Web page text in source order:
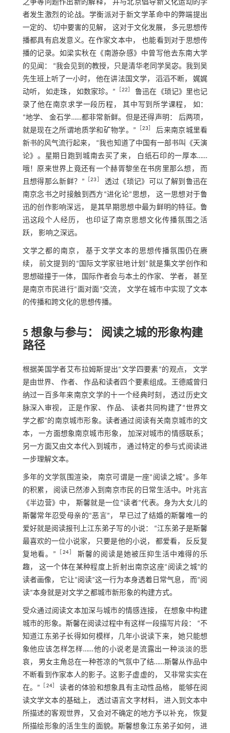
之争等问题作出新的解释， 并与北京倡导新文化运动的学
者发生激烈的论战。学衡派对于新文学革命中的弊端提出
一定的、 切中要害的见解， 这对于文化发展， 多元思想传
播都具有启发意义。在作家文本中， 也能看到对于思想传
播的记录。如梁实秋在《南游杂感》中曾写他去东南大学
的见闻： “我会见到的教授，只是清华老同学吴宓。我到吴
先生班上听了一小时， 他在讲法国文学， 滔滔不断， 娓娓
动听， 如走珠， 如数家珍。”
22
鲁迅在《琐记》里也记
录了他在南京求学一段历程， 其中写到所学课程， 如：
“地学、 金石学……都非常新鲜。但是还得声明： 后两项，
就是现在之所谓地质学和矿物学。”
［23
后来南京城里看
新书的风气流行起来， “我也知道了中国有一部书叫《天演
论》。星期日跑到城南去买了来， 白纸石印的一厚本……
哦！原来世界上竟还有一个赫胥黎坐在书房里那么想， 而
且想得那么新鲜？” ［23
透过《琐记》可以了解到鲁迅在
南京念书之时接触到西方“进化论”思想， 这一思想对于鲁
迅的创作影响深远， 是其早期思想中最为鲜明的特征。鲁
迅这段个人经历， 也印证了南京思想文化传播氛围之活
跃， 影响之深远。
文学之都的南京， 基于文学文本的思想传播氛围仍在赓
续， 前文提到的“国际文学家驻地计划”就是集文学创作和
思想碰撞于一体， 国际作者会与本土的作家、 学者， 甚至
是南京市民进行“面对面”交流， 文学在城市中实现了文本
的传播和跨文化的思想传播。
5 想象与参与： 阅读之城的形象构建
路径
根据美国学者艾布拉姆斯提出“文学四要素”的观点， 文学
是由世界、 作者、 作品和读者四个要素组成。王德威曾归
纳过一百多年来南京文学的十一个经典时刻， 透过历史文
脉深入审视， 正是作家、 作品、 读者共同构建了“世界文
学之都”的南京城市形象。读者通过阅读有关南京城市的文
本， 一方面想象南京城市形象， 加深对城市的情感联系；
另一方面又由文本代入到城市， 通过特定的参与式阅读进
一步理解文本。
多年的文学氛围渲染， 南京可谓是一座“阅读之城”。多年
的积累， 阅读已然渗入到南京市民的日常生活中。叶兆言
《半边营》中， 斯馨就是一位“读者”代表。身为大女儿的
斯馨常年忍受母亲的“恶言”， 早已过了结婚的斯馨唯一的
爱好就是阅读报刊上江东弟子写的小说： “江东弟子是斯馨
最喜欢的一位小说家， 只要是他的小说， 都爱看， 反反复
复地看。”
［24
斯馨的阅读是她被压抑生活中难得的乐
趣， 这一个体在某种程度上折射出南京这座“阅读之城”的
读者画像， 它让“阅读”这一行为本身透着日常气息， 而“阅
读”本身就是对文学之都城市新形象的构建方式。
受众通过阅读文本加深与城市的情感连接， 在想象中构建
城市的形象。斯馨在阅读过程中有这样一段描写片段： “不
知道江东弟子长得如何模样，几年小说读下来， 她只能想
象他应该怎样怎样……他的小说老是流露出一种淡淡的悲
哀， 男女主角总在一种苍凉的气氛中了结……斯馨从作品中
不断看到作家本人的影子。这影子虚虚的， 又非常实实在
在。”
24］
读者的体验和想象具有主动性品格， 能够在阅
读文学文本的基础上， 透过语言文字材料， 进入到文本中
所描述的客观世界， 又会对不确定的地方予以补充， 恢复
所描绘形象的活生生的面貌。斯馨想象江东弟子如何， 进